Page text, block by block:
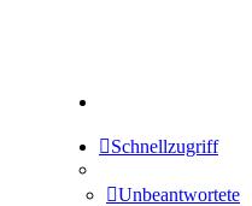
Schnellzugriff
Unbeantwortete